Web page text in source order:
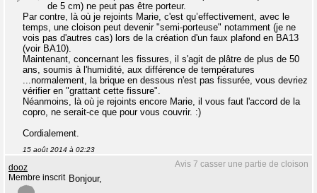
de 5 cm) ne peut pas être porteur.
Par contre, là où je rejoints Marie, c'est qu’effectivement, avec le
temps, une cloison peut devenir "semi-porteuse" notamment (je ne
vois pas d'autres cas) lors de la création d'un faux plafond en BA13
(voir BA10).
Maintenant, concernant les fissures, il s'agit de plâtre de plus de 50
ans, soumis à l'humidité, aux différence de températures
...normalement, la brique en dessous n'est pas fissurée, vous devriez
vérifier en "grattant cette fissure".
Néanmoins, là où je rejoints encore Marie, il vous faut l'accord de la
copro, ne serait-ce que pour vous couvrir. :)
Cordialement.
15 août 2014 à 02:23
Avis 7 casser une partie de cloison
dooz
Membre inscrit Bonjour,